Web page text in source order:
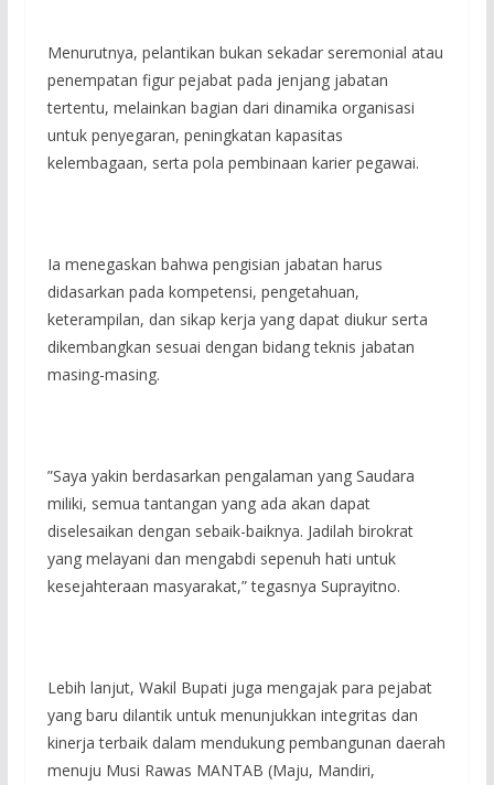
‎Menurutnya, pelantikan bukan sekadar seremonial atau
penempatan figur pejabat pada jenjang jabatan
tertentu, melainkan bagian dari dinamika organisasi
untuk penyegaran, peningkatan kapasitas
kelembagaan, serta pola pembinaan karier pegawai.
‎Ia menegaskan bahwa pengisian jabatan harus
didasarkan pada kompetensi, pengetahuan,
keterampilan, dan sikap kerja yang dapat diukur serta
dikembangkan sesuai dengan bidang teknis jabatan
masing-masing.
‎”Saya yakin berdasarkan pengalaman yang Saudara
miliki, semua tantangan yang ada akan dapat
diselesaikan dengan sebaik-baiknya. Jadilah birokrat
yang melayani dan mengabdi sepenuh hati untuk
kesejahteraan masyarakat,” tegasnya Suprayitno.
Lebih lanjut, ‎Wakil Bupati juga mengajak para pejabat
yang baru dilantik untuk menunjukkan integritas dan
kinerja terbaik dalam mendukung pembangunan daerah
menuju Musi Rawas MANTAB (Maju, Mandiri,